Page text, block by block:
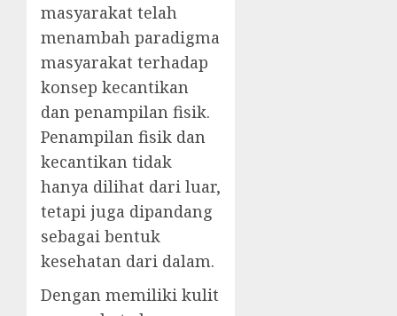
masyarakat telah
menambah paradigma
masyarakat terhadap
konsep kecantikan
dan penampilan fisik.
Penampilan fisik dan
kecantikan tidak
hanya dilihat dari luar,
tetapi juga dipandang
sebagai bentuk
kesehatan dari dalam.
Dengan memiliki kulit